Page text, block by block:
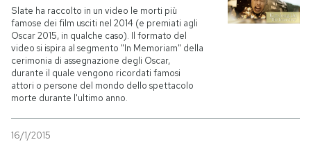
Slate ha raccolto in un video le morti più
famose dei film usciti nel 2014 (e premiati agli
Oscar 2015, in qualche caso). Il formato del
video si ispira al segmento "In Memoriam" della
cerimonia di assegnazione degli Oscar,
durante il quale vengono ricordati famosi
attori o persone del mondo dello spettacolo
morte durante l'ultimo anno.
16/1/2015